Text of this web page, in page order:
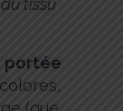
tissu
portée